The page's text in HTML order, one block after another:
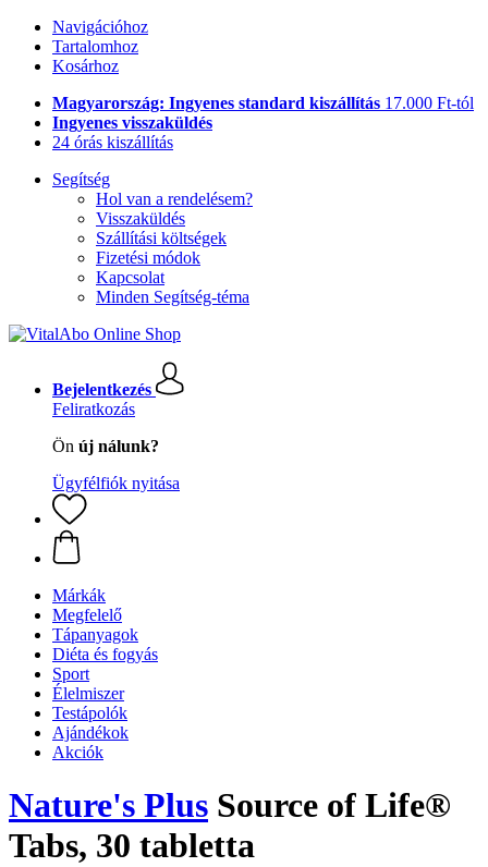
Navigációhoz
Tartalomhoz
Kosárhoz
Magyarország: Ingyenes standard kiszállítás 17.000 Ft-tól
Ingyenes visszaküldés
24 órás kiszállítás
Segítség
Hol van a rendelésem?
Visszaküldés
Szállítási költségek
Fizetési módok
Kapcsolat
Minden Segítség-téma
Bejelentkezés
Feliratkozás
Ön új nálunk?
Ügyfélfiók nyitása
Márkák
Megfelelő
Tápanyagok
Diéta és fogyás
Sport
Élelmiszer
Testápolók
Ajándékok
Akciók
Nature's Plus Source of Life®
Tabs, 30 tabletta